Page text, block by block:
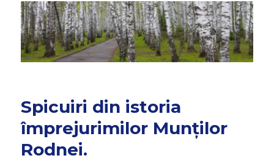
JUSTEȚE
Spicuiri din istoria
împrejurimilor Munților
Rodnei.